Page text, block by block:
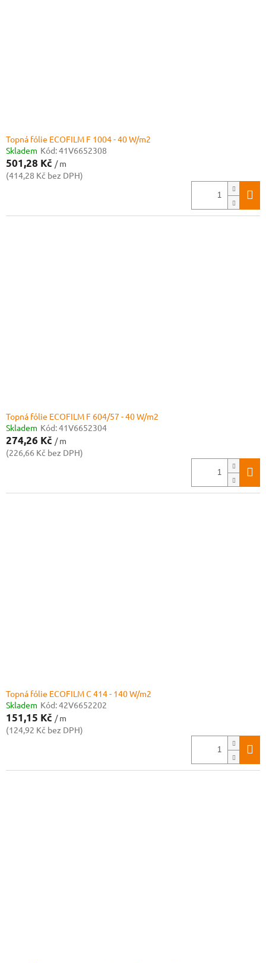
Topná fólie ECOFILM F 1004 - 40 W/m2
Skladem Kód:41V6652308
501,28 Kč / m
(414,28 Kč bez DPH)
Topná fólie ECOFILM F 604/57 - 40 W/m2
Skladem Kód:41V6652304
274,26 Kč / m
(226,66 Kč bez DPH)
Topná fólie ECOFILM C 414 - 140 W/m2
Skladem Kód:42V6652202
151,15 Kč / m
(124,92 Kč bez DPH)